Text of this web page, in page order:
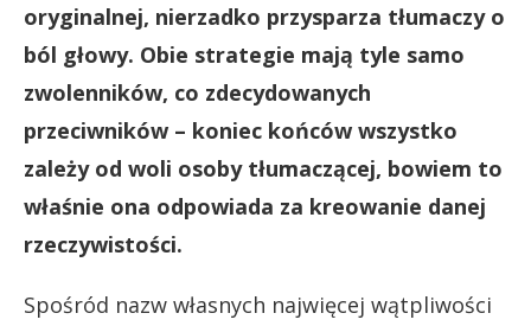
oryginalnej, nierzadko przysparza tłumaczy o
ból głowy. Obie strategie mają tyle samo
zwolenników, co zdecydowanych
przeciwników – koniec końców wszystko
zależy od woli osoby tłumaczącej, bowiem to
właśnie ona odpowiada za kreowanie danej
rzeczywistości.
Spośród nazw własnych najwięcej wątpliwości